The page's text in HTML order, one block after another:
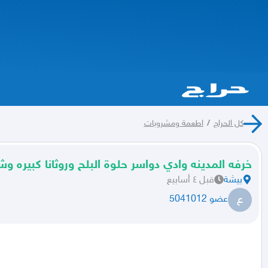
كل الحراج / اطعمة ومشروبات
خرفه المدينه وادي دواسر حلوة البلح وروثانا كبيره
بيشة قبل ٤ أسابيع
ع عضو 5041012